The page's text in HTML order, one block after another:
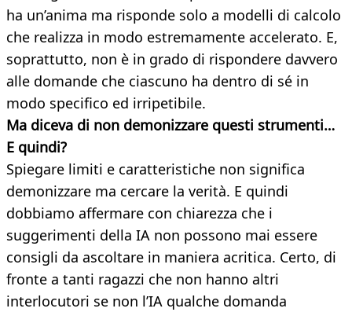
ha un’anima ma risponde solo a modelli di calcolo
che realizza in modo estremamente accelerato. E,
soprattutto, non è in grado di rispondere davvero
alle domande che ciascuno ha dentro di sé in
modo specifico ed irripetibile.
Ma diceva di non demonizzare questi strumenti…
E quindi?
Spiegare limiti e caratteristiche non significa
demonizzare ma cercare la verità. E quindi
dobbiamo affermare con chiarezza che i
suggerimenti della IA non possono mai essere
consigli da ascoltare in maniera acritica. Certo, di
fronte a tanti ragazzi che non hanno altri
interlocutori se non l’IA qualche domanda